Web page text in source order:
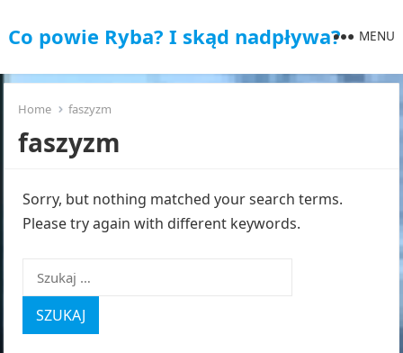
Co powie Ryba? I skąd nadpływa? MENU
Home faszyzm
faszyzm
Sorry, but nothing matched your search terms.
Please try again with different keywords.
Szukaj: